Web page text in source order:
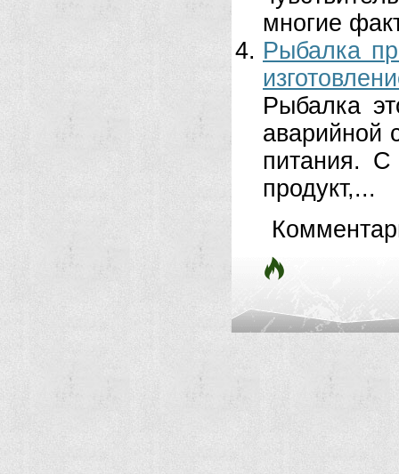
многие
Рыбалка
Рыбалка
аварийной
питания.
продукт,...